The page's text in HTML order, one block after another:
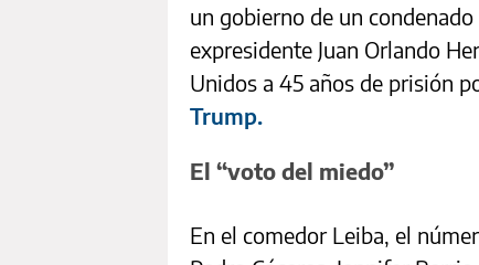
un gobierno de un
expresidente Juan Orlando
Unidos a 45 años de prisión
Trump.
El “voto del miedo”
En el comedor Leiba, el